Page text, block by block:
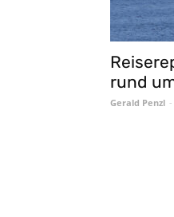
rund
Gerald Penzl -